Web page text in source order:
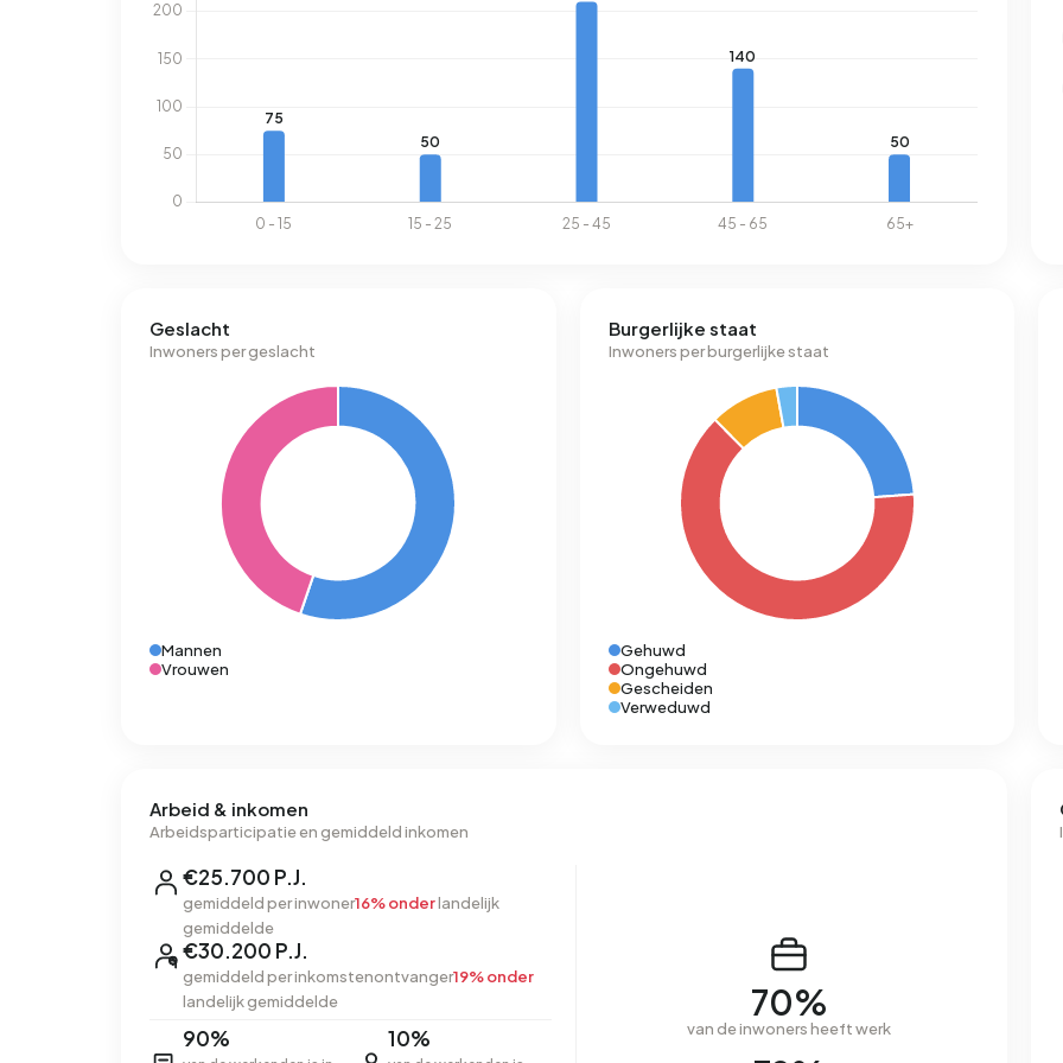
Geslacht
Inwoners per geslacht
Mannen
Vrouwen
Burgerlijke staat
Inwoners per burgerlijke staat
Gehuwd
Ongehuwd
Gescheiden
Verweduwd
Arbeid & inkomen
Arbeidsparticipatie en gemiddeld inkomen
€25.700 P.J.
gemiddeld per inwoner16% onderlandelijk
gemiddelde
€30.200 P.J.
gemiddeld per inkomstenontvanger19% onder
landelijk gemiddelde
90% 10%
70%
van de inwoners heeft werk